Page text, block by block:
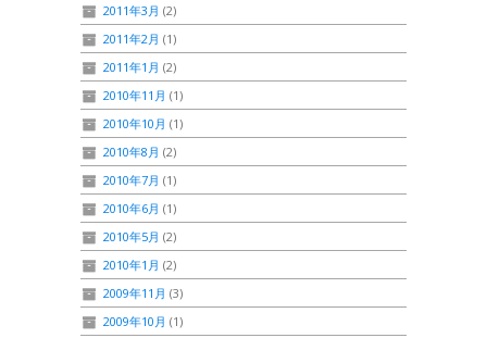
2011年3月 (2)
2011年2月 (1)
2011年1月 (2)
2010年11月 (1)
2010年10月 (1)
2010年8月 (2)
2010年7月 (1)
2010年6月 (1)
2010年5月 (2)
2010年1月 (2)
2009年11月 (3)
2009年10月 (1)